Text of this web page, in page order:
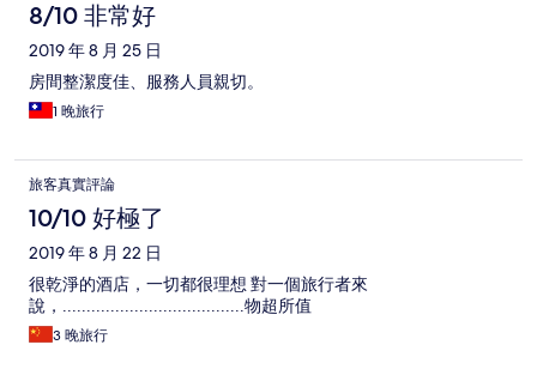
8/10 非常好
2019 年 8 月 25 日
房間整潔度佳、服務人員親切。
1 晚旅行
旅客真實評論
10/10 好極了
2019 年 8 月 22 日
很乾淨的酒店，一切都很理想 對一個旅行者來
說，......................................物超所值
3 晚旅行